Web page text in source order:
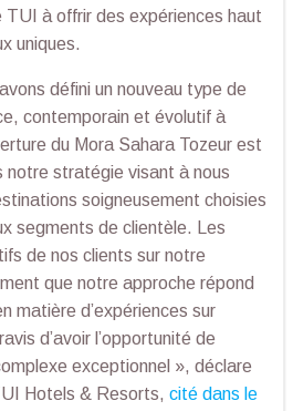
TUI à offrir des expériences haut
uniques.
défini un nouveau type de
contemporain et évolutif à
du Mora Sahara Tozeur est
notre stratégie visant à nous
soigneusement choisies
segments de clientèle. Les
de nos clients sur notre
que notre approche répond
matière d’expériences sur
d’avoir l’opportunité de
exceptionnel », déclare
Hotels & Resorts, cité dans le